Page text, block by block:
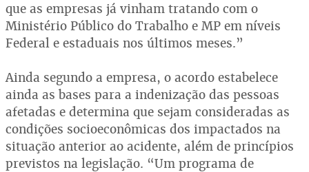
que as empresas já vinham tratando com o
Ministério Público do Trabalho e MP em níveis
Federal e estaduais nos últimos meses.”
Ainda segundo a empresa, o acordo estabelece
ainda as bases para a indenização das pessoas
afetadas e determina que sejam consideradas as
condições socioeconômicas dos impactados na
situação anterior ao acidente, além de princípios
previstos na legislação. “Um programa de